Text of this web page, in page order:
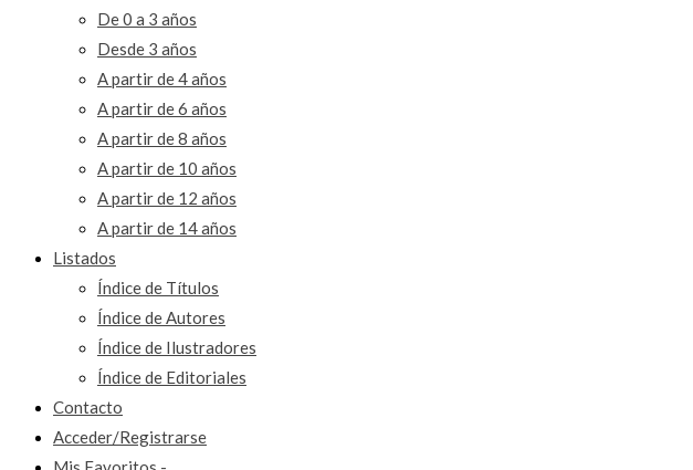
De 0 a 3 años
Desde 3 años
A partir de 4 años
A partir de 6 años
A partir de 8 años
A partir de 10 años
A partir de 12 años
A partir de 14 años
Listados
Índice de Títulos
Índice de Autores
Índice de Ilustradores
Índice de Editoriales
Contacto
Acceder/Registrarse